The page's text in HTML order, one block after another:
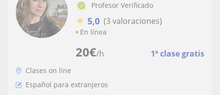
20€/h 1ª clase gratis
Profesor Verificado
★ 5,0 (3 valoraciones)
En línea
Clases on line
Español para extranjeros